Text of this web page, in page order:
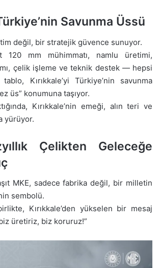
Savunma Üssü
değil, bir stratejik güvence sunuyor.
120 mm mühimmatı, namlu üretimi,
çelik işleme ve teknik destek — hepsi
tablo, Kırıkkale’yi Türkiye’nin savunma
üs” konumuna taşıyor.
Kırıkkale’nin emeği, alın teri ve
yürüyor.
Çelikten Geleceğe
MKE, sadece fabrika değil, bir milletin
sembolü.
Kırıkkale’den yükselen bir mesaj
üretiriz, biz koruruz!”